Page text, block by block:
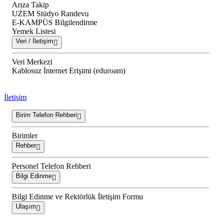
Arıza Takip
UZEM Stüdyo Randevu
E-KAMPÜS Bilgilendirme
Yemek Listesi
Veri / İletişim
Veri Merkezi
Kablosuz İnternet Erişimi (eduroam)
İletişim
Birim Telefon Rehberi
Birimler
Rehber
Personel Telefon Rehberi
Bilgi Edinme
Bilgi Edinme ve Rektörlük İletişim Formu
Ulaşım